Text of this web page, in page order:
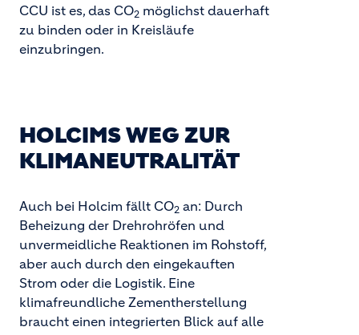
CCU ist es, das CO2 möglichst dauerhaft
zu binden oder in Kreisläufe
einzubringen.
HOLCIMS WEG ZUR
KLIMANEUTRALITÄT
Auch bei Holcim fällt CO2 an: Durch
Beheizung der Drehrohröfen und
unvermeidliche Reaktionen im Rohstoff,
aber auch durch den eingekauften
Strom oder die Logistik. Eine
klimafreundliche Zementherstellung
braucht einen integrierten Blick auf alle